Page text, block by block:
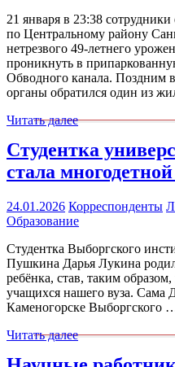
21 января в 23:38
по Центральному району
нетрезвого 49-летнего
проникнуть в
Обводного канала. Поздним
органы обратился один из
Читать далее
Студентка
стала
24.01.2026 Корреспонденты
Образование
Студентка Выборгского
Пушкина Дарья Лукина
ребёнка, став, таким
учащихся нашего вуза. Сама
Каменогорске Выборгского
Читать далее